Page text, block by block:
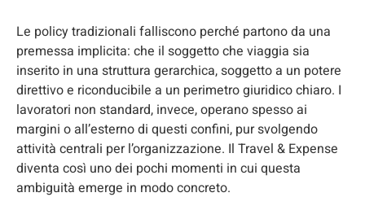
Le policy tradizionali falliscono perché partono da una
premessa implicita: che il soggetto che viaggia sia
inserito in una struttura gerarchica, soggetto a un potere
direttivo e riconducibile a un perimetro giuridico chiaro. I
lavoratori non standard, invece, operano spesso ai
margini o all’esterno di questi confini, pur svolgendo
attività centrali per l’organizzazione. Il Travel & Expense
diventa così uno dei pochi momenti in cui questa
ambiguità emerge in modo concreto.